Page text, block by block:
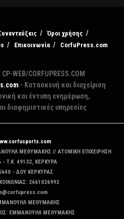
Όροι χρήσης
Επικοινωνία CorfuPress.com
WEB/CORFUPRESS.COM
- Κατασκευή και διαχείριση
και έντυπη ενημέρωση,
διαφημιστικές υπηρεσίες
ΜΕΘΥΜΑΚΗΣ // ΑΤΟΜΙΚΗ ΕΠΙΧΕΙΡΗΣΗ
- T.K. 49132, ΚΕΡΚΥΡΑ
- ΔΟΥ ΚΕΡΚΥΡΑΣ
2661026992
ΜΕΘΥΜΑΚΗΣ
EMMANOYΗΛ ΜΕΘΥΜΑΚΗΣ